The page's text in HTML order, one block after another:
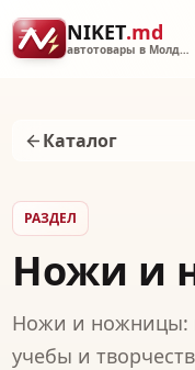
NIKET.md
автотовары в Молдове
Каталог
РАЗДЕЛ
Ножи и
Ножи и ножницы:
учебы и